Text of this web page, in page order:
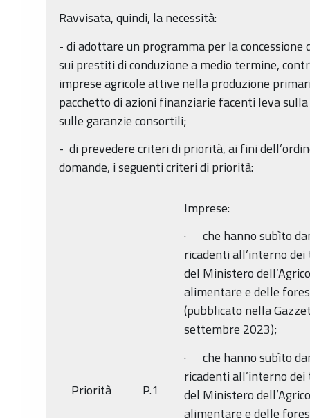
Ravvisata, quindi, la necessità:
- di adottare un programma per la
sui prestiti di conduzione a medio termine,
imprese agricole attive nella produzione
pacchetto di azioni finanziarie facenti leva
sulle garanzie consortili;
- di prevedere criteri di priorità, ai fini
domande, i seguenti criteri di priorità:
Priorità P.1
Imprese:
· che hanno subìto
ricadenti all’interno
del Ministero
alimentare e delle
(pubblicato nella
settembre 2023);
· che hanno subìto
ricadenti all’interno
del Ministero
alimentare e delle